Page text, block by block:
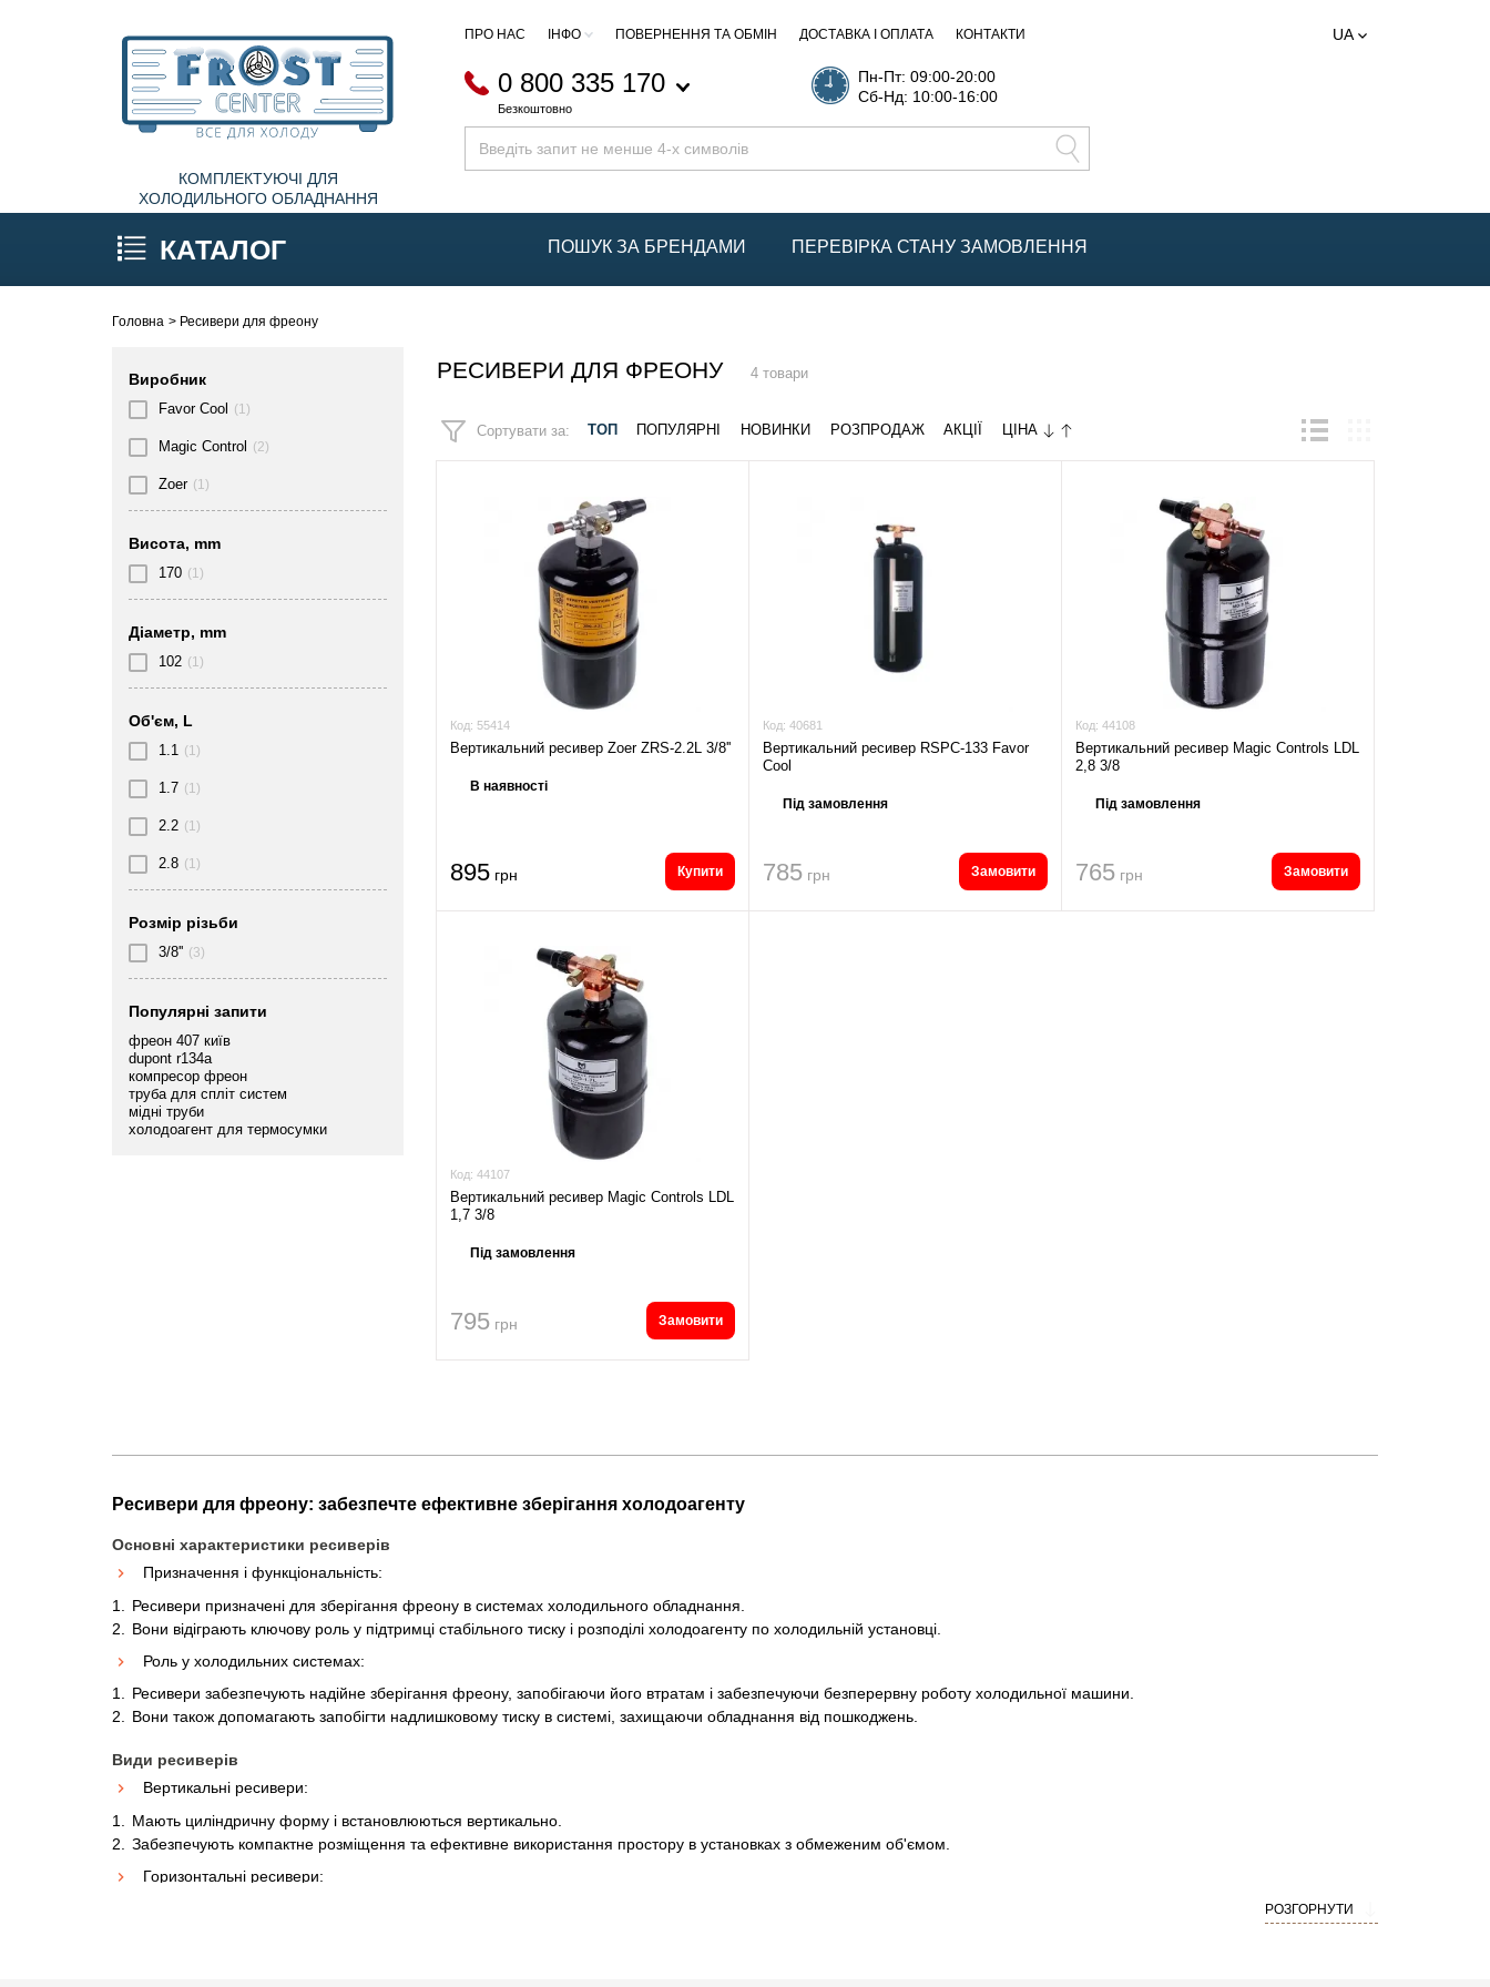
КОМПЛЕКТУЮЧІ ДЛЯ
ХОЛОДИЛЬНОГО ОБЛАДНАННЯ
ПРО НАС ІНФО ПОВЕРНЕННЯ ТА ОБМІН ДОСТАВКА І ОПЛАТА КОНТАКТИ
0 800 335 170
Безкоштовно
Пн-Пт: 09:00-20:00
Сб-Нд: 10:00-16:00
UA
КАТАЛОГ ПОШУК ЗА БРЕНДАМИ ПЕРЕВІРКА СТАНУ ЗАМОВЛЕННЯ
Головна Ресивери для фреону
Виробник
Favor Cool (1)
Magic Control (2)
Zoer (1)
Висота, mm
170 (1)
Діаметр, mm
102 (1)
Об'єм, L
1.1 (1)
1.7 (1)
2.2 (1)
2.8 (1)
Розмір різьби
3/8'' (3)
Популярнi запити
фреон 407 київ
dupont r134a
компресор фреон
труба для спліт систем
мідні труби
холодоагент для термосумки
РЕСИВЕРИ ДЛЯ ФРЕОНУ 4 товари
Сортувати за: ТОП ПОПУЛЯРНІ НОВИНКИ РОЗПРОДАЖ АКЦІЇ ЦІНА
Код: 55414
Вертикальний ресивер Zoer ZRS-2.2L 3/8''
В наявності
895 грн Купити
Код: 40681
Вертикальний ресивер RSPC-133 Favor
Cool
Під замовлення
785 грн Замовити
Код: 44108
Вертикальний ресивер Magic Controls LDL
2,8 3/8
Під замовлення
765 грн Замовити
Код: 44107
Вертикальний ресивер Magic Controls LDL
1,7 3/8
Під замовлення
795 грн Замовити
Ресивери для фреону: забезпечте ефективне зберігання холодоагенту
Основні характеристики ресиверів
Призначення і функціональність:
Ресивери призначені для зберігання фреону в системах холодильного обладнання.
Вони відіграють ключову роль у підтримці стабільного тиску і розподілі холодоагенту по холодильній установці.
Роль у холодильних системах:
Ресивери забезпечують надійне зберігання фреону, запобігаючи його втратам і забезпечуючи безперервну роботу холодильної машини.
Вони також допомагають запобігти надлишковому тиску в системі, захищаючи обладнання від пошкоджень.
Види ресиверів
Вертикальні ресивери:
Мають циліндричну форму і встановлюються вертикально.
Забезпечують компактне розміщення та ефективне використання простору в установках з обмеженим об'ємом.
Горизонтальні ресивери:
РОЗГОРНУТИ